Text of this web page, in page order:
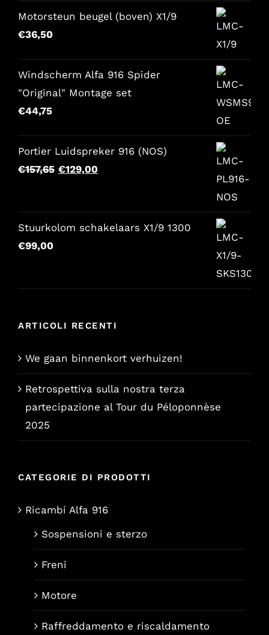
prezzo
originale
€86,00.
prezzo
attuale
€68,80.
Motorsteun beugel (boven) X1/9
€36,50
Windscherm Alfa 916 Spider
"Original" Montage set
€44,75
Portier Luidspreker 916 (NOS)
€157,65 Il
era:
€129,00Il
è:
Stuurkolom schakelaars X1/9 1300
€99,00
ARTICOLI RECENTI
We gaan binnenkort verhuizen!
Retrospettiva sulla nostra terza
partecipazione al Tour du Péloponnèse
2025
CATEGORIE DI PRODOTTI
Ricambi Alfa 916
Sospensioni e sterzo
Freni
Motore
Raffreddamento e riscaldamento